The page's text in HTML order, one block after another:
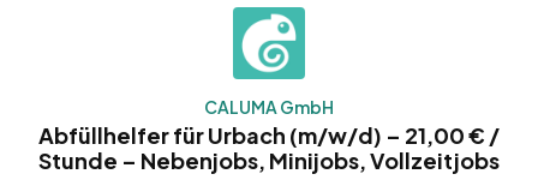
CALUMA GmbH
Abfüllhelfer für Urbach (m/w/d) – 21,00 € /
Stunde – Nebenjobs, Minijobs, Vollzeitjobs